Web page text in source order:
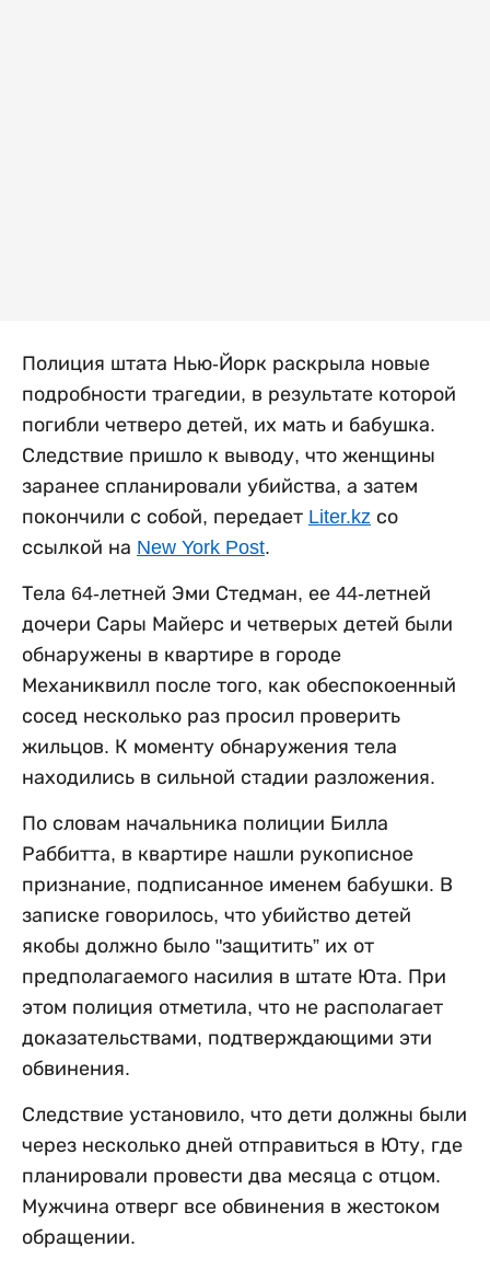
Полиция штата Нью-Йорк раскрыла новые
подробности трагедии, в результате которой
погибли четверо детей, их мать и бабушка.
Следствие пришло к выводу, что женщины
заранее спланировали убийства, а затем
покончили с собой, передает Liter.kz со
ссылкой на New York Post.
Тела 64-летней Эми Стедман, ее 44-летней
дочери Сары Майерс и четверых детей были
обнаружены в квартире в городе
Механиквилл после того, как обеспокоенный
сосед несколько раз просил проверить
жильцов. К моменту обнаружения тела
находились в сильной стадии разложения.
По словам начальника полиции Билла
Раббитта, в квартире нашли рукописное
признание, подписанное именем бабушки. В
записке говорилось, что убийство детей
якобы должно было "защитить” их от
предполагаемого насилия в штате Юта. При
этом полиция отметила, что не располагает
доказательствами, подтверждающими эти
обвинения.
Следствие установило, что дети должны были
через несколько дней отправиться в Юту, где
планировали провести два месяца с отцом.
Мужчина отверг все обвинения в жестоком
обращении.